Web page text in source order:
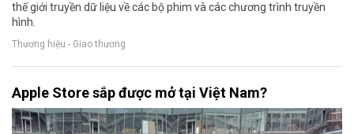
thế giới truyền dữ liệu về các bộ phim và các chương trình truyền
hình.
Thương hiệu - Giao thương
Apple Store sắp được mở tại Việt Nam?